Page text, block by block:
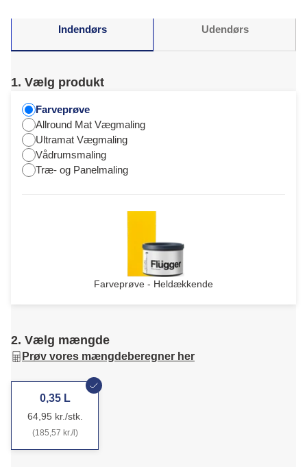
Indendørs Udendørs
1. Vælg produkt
Farveprøve
Allround Mat Vægmaling
Ultramat Vægmaling
Vådrumsmaling
Træ- og Panelmaling
Farveprøve - Heldækkende
2. Vælg mængde
Prøv vores mængdeberegner her
0,35 L
64,95 kr./stk.
(185,57 kr./l)